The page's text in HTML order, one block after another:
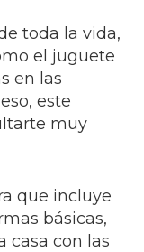
toda la vida,
el juguete
en las
este
muy
que incluye
básicas,
casa con las